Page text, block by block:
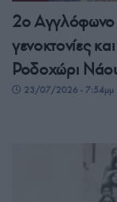
2ο Αγγλόφωνο
γενοκτονίες
Ροδοχώρι
23/07/2026 - 7:54μμ